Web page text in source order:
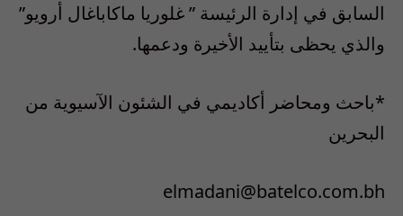
السابق في إدارة الرئيسة ” غلوريا ماكاباغال أرويو”
والذي يحظى بتأييد الأخيرة ودعمها.
*باحث ومحاضر أكاديمي في الشئون الآسيوية من
البحرين
elmadani@batelco.com.bh